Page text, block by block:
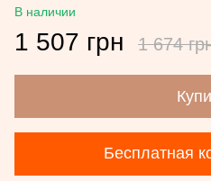
В наличии
1 507 грн 1 674
Бесплатная